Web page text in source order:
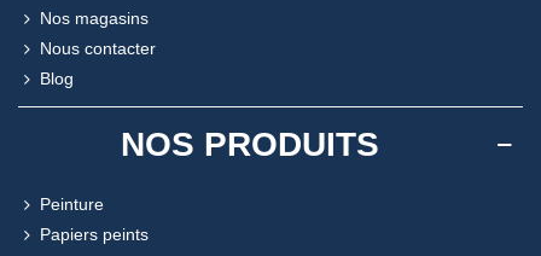
Nos magasins
Nous contacter
Blog
NOS PRODUITS
Peinture
Papiers peints